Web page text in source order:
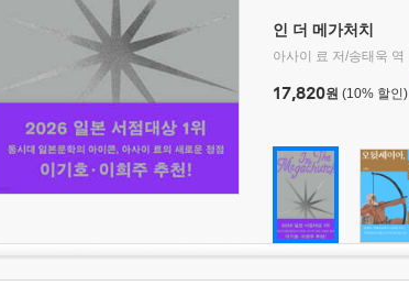
인 더 메가처치
아사이 료 저/송태욱 역
17,820원 (10% 할인)